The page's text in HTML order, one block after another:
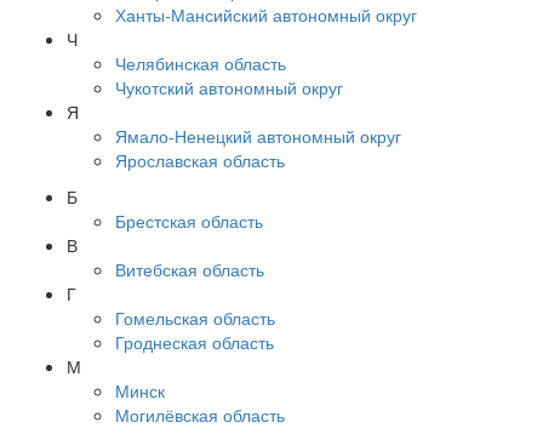
Ханты-Мансийский автономный округ
Ч
Челябинская область
Чукотский автономный округ
Я
Ямало-Ненецкий автономный округ
Ярославская область
Б
Брестская область
В
Витебская область
Г
Гомельская область
Гроднеская область
М
Минск
Могилёвская область